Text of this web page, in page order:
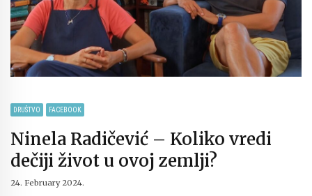
DRUŠTVO FACEBOOK
Ninela Radičević – Koliko vredi
dečiji život u ovoj zemlji?
24. February 2024.